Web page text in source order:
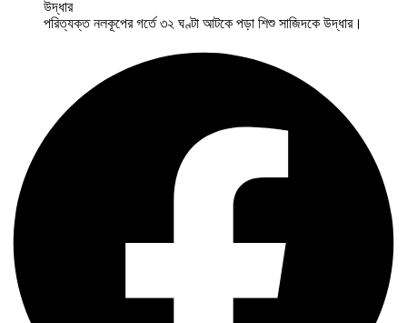
পরিত্যক্ত নলকূপের গর্তে ৩২ ঘণ্টা আটকে পড়া শিশু সাজিদকে উদ্ধার।